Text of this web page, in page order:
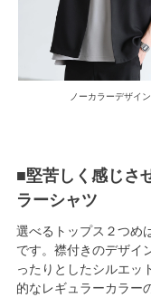
ノーカラーデザイン
■堅苦しく感じさ
ラーシャツ
選べるトップス２つめ
です。襟付きのデザイ
ったりとしたシルエッ
的なレギュラーカラー